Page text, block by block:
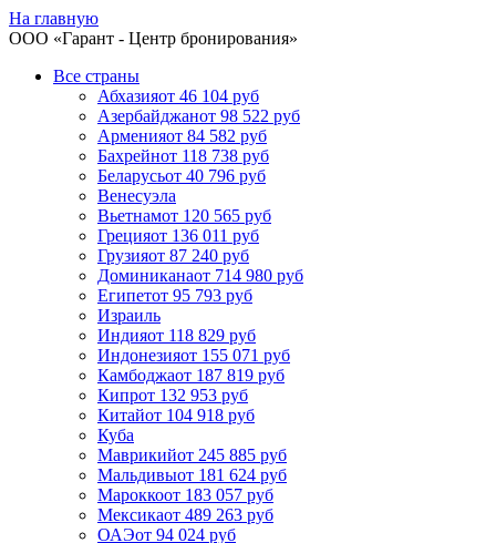
На главную
ООО «Гарант - Центр бронирования»
Все страны
Абхазияот 46 104 руб
Азербайджанот 98 522 руб
Арменияот 84 582 руб
Бахрейнот 118 738 руб
Беларусьот 40 796 руб
Венесуэла
Вьетнамот 120 565 руб
Грецияот 136 011 руб
Грузияот 87 240 руб
Доминиканаот 714 980 руб
Египетот 95 793 руб
Израиль
Индияот 118 829 руб
Индонезияот 155 071 руб
Камбоджаот 187 819 руб
Кипрот 132 953 руб
Китайот 104 918 руб
Куба
Маврикийот 245 885 руб
Мальдивыот 181 624 руб
Мароккоот 183 057 руб
Мексикаот 489 263 руб
ОАЭот 94 024 руб